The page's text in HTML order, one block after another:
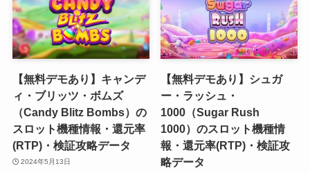
【無料デモあり】キャンデ
ィ・ブリッツ・ボムズ
（Candy Blitz Bombs）の
スロット機種情報・還元率
(RTP)・検証攻略データ
2024年5月13日
【無料デモあり】シュガ
ー・ラッシュ・
1000（Sugar Rush
1000）のスロット機種情
報・還元率(RTP)・検証攻
略データ